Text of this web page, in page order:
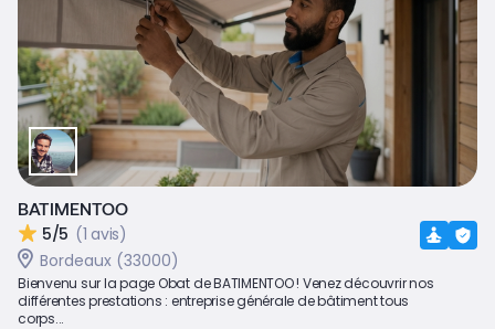
BATIMENTOO
5/5 (1 avis)
Bordeaux (33000)
Bienvenu sur la page Obat de BATIMENTOO ! Venez découvrir nos
différentes prestations : entreprise générale de bâtiment tous
corps...